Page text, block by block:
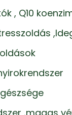
, Q10